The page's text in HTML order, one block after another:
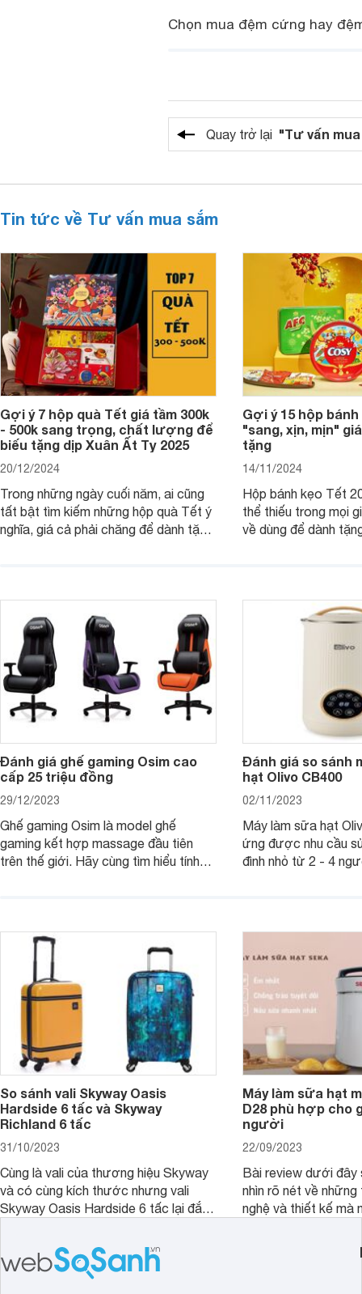
Chọn mua đệm cứng hay
Quay trở lại "Tư vấn
Tin tức về Tư vấn mua sắm
Gợi ý 7 hộp quà Tết giá tầm 300k
- 500k sang trọng, chất lượng để
biếu tặng dịp Xuân Ất Tỵ 2025
20/12/2024
Trong những ngày cuối năm, ai cũng
tất bật tìm kiếm những hộp quà Tết ý
nghĩa, giá cả phải chăng để dành tặng
- 500k đẹp mắt nhé.
Gợi ý 15 hộp
"sang, xịn, mịn"
tặng
14/11/2024
Hộp bánh kẹo Tết
thể thiếu trong mọi
về dùng để dành
2025 mới vừa sang,
mua sắm cuối năm.
Đánh giá ghế gaming Osim cao
cấp 25 triệu đồng
29/12/2023
Ghế gaming Osim là model ghế
gaming kết hợp massage đầu tiên
trên thế giới. Hãy cùng tìm hiểu tính
Đánh giá so sánh
hạt Olivo CB400
02/11/2023
Máy làm sữa hạt
ứng được nhu cầu
đình nhỏ từ 2 - 4
So sánh vali Skyway Oasis
Hardside 6 tấc và Skyway
Richland 6 tấc
31/10/2023
Cùng là vali của thương hiệu Skyway
và có cùng kích thước nhưng vali
Skyway Oasis Hardside 6 tấc lại đắt
triệu đồng.
Máy làm sữa hạt
D28 phù hợp cho
người
22/09/2023
Bài review dưới đây
nhìn rõ nét về những
nghệ và thiết kế mà
thể đưa ra quyết